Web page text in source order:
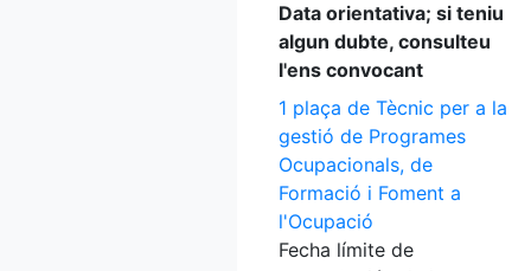
Data orientativa; si teniu
algun dubte, consulteu
l'ens convocant
1 plaça de Tècnic per a la
gestió de Programes
Ocupacionals, de
Formació i Foment a
l'Ocupació
Fecha límite de